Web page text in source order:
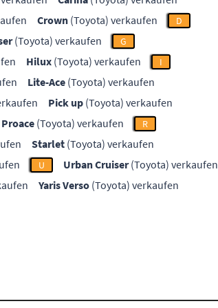
Crown (Toyota) verkaufen D
(Toyota) verkaufen G
Hilux (Toyota) verkaufen I
Lite-Ace (Toyota) verkaufen
Pick up (Toyota) verkaufen
Proace (Toyota) verkaufen R
Starlet (Toyota) verkaufen
U Urban Cruiser(Toyota) verkaufen
Yaris Verso (Toyota) verkaufen